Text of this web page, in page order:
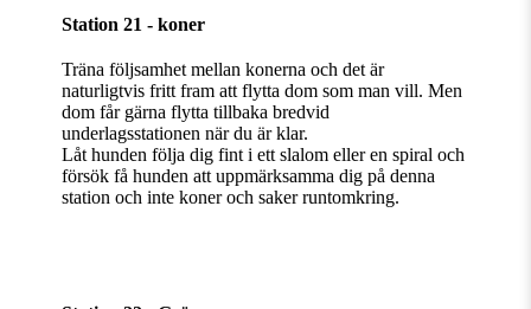
Station 21 - koner
Träna följsamhet mellan konerna och det är
naturligtvis fritt fram att flytta dom som man vill. Men
dom får gärna flytta tillbaka bredvid
underlagsstationen när du är klar.
Låt hunden följa dig fint i ett slalom eller en spiral och
försök få hunden att uppmärksamma dig på denna
station och inte koner och saker runtomkring.